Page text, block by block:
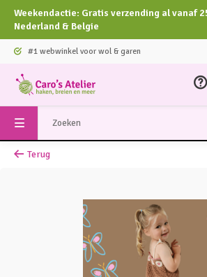
Weekendactie: Gratis verzending al vanaf
Nederland & Belgie
#1 webwinkel voor wol & garen
Terug